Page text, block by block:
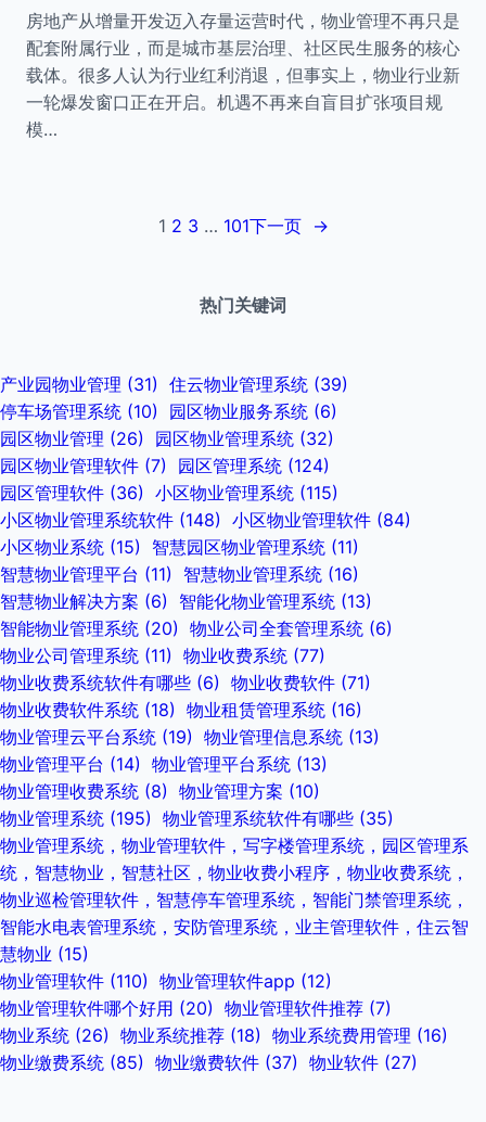
房地产从增量开发迈入存量运营时代，物业管理不再只是
配套附属行业，而是城市基层治理、社区民生服务的核心
载体。很多人认为行业红利消退，但事实上，物业行业新
一轮爆发窗口正在开启。机遇不再来自盲目扩张项目规
模…
1 2 3 … 101下一页 →
热门关键词
产业园物业管理 (31) 住云物业管理系统 (39)
停车场管理系统 (10) 园区物业服务系统 (6)
园区物业管理 (26) 园区物业管理系统 (32)
园区物业管理软件 (7) 园区管理系统 (124)
园区管理软件 (36) 小区物业管理系统 (115)
小区物业管理系统软件 (148) 小区物业管理软件 (84)
小区物业系统 (15) 智慧园区物业管理系统 (11)
智慧物业管理平台 (11) 智慧物业管理系统 (16)
智慧物业解决方案 (6) 智能化物业管理系统 (13)
智能物业管理系统 (20) 物业公司全套管理系统 (6)
物业公司管理系统 (11) 物业收费系统 (77)
物业收费系统软件有哪些 (6) 物业收费软件 (71)
物业收费软件系统 (18) 物业租赁管理系统 (16)
物业管理云平台系统 (19) 物业管理信息系统 (13)
物业管理平台 (14) 物业管理平台系统 (13)
物业管理收费系统 (8) 物业管理方案 (10)
物业管理系统 (195) 物业管理系统软件有哪些 (35)
物业管理系统，物业管理软件，写字楼管理系统，园区管理系
统，智慧物业，智慧社区，物业收费小程序，物业收费系统，
物业巡检管理软件，智慧停车管理系统，智能门禁管理系统，
智能水电表管理系统，安防管理系统，业主管理软件，住云智
慧物业 (15)
物业管理软件 (110) 物业管理软件app (12)
物业管理软件哪个好用 (20) 物业管理软件推荐 (7)
物业系统 (26) 物业系统推荐 (18) 物业系统费用管理 (16)
物业缴费系统 (85) 物业缴费软件 (37) 物业软件 (27)